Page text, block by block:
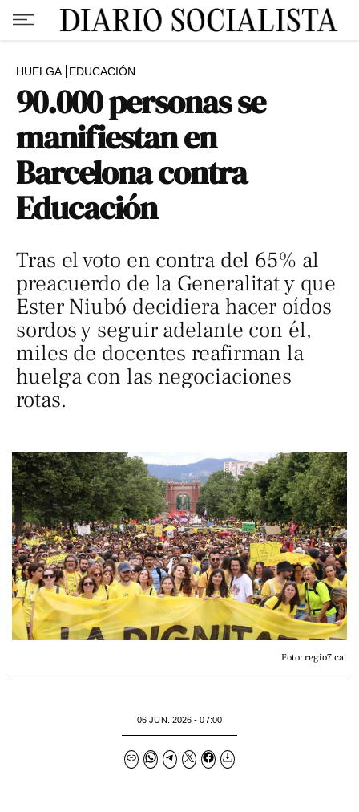
HUELGA EDUCACIÓN
90.000 personas se
manifiestan en
Barcelona contra
Educación
Tras el voto en contra del 65% al
preacuerdo de la Generalitat y que
Ester Niubó decidiera hacer oídos
sordos y seguir adelante con él,
miles de docentes reafirman la
huelga con las negociaciones
rotas.
Foto: regio7.cat
06 JUN. 2026 - 07:00